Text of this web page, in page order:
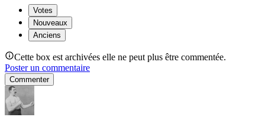
Votes
Nouveaux
Anciens
Cette box est archivées elle ne peut plus être commentée.
Poster un commentaire
Commenter